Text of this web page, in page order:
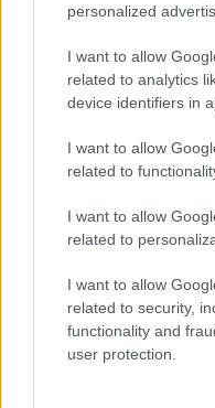
personalized
I want to allow
related to analytics
device identifiers in
I want to allow
related to
I want to allow
related to
I want to allow
related to security,
functionality and
user protection.
A VÁLASZTÁS
Fodor Tomi• 2016. szeptember